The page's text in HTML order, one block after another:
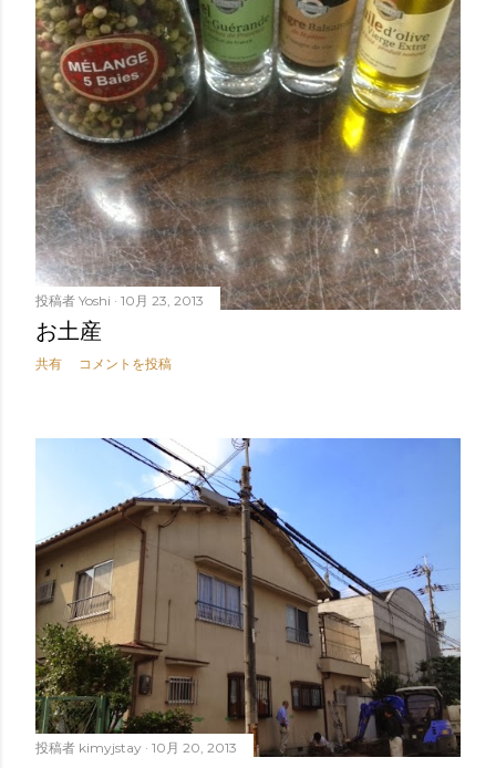
投稿者 Yoshi 10月 23, 2013
お土産
共有 コメントを投稿
投稿者 kimyjstay 10月 20, 2013